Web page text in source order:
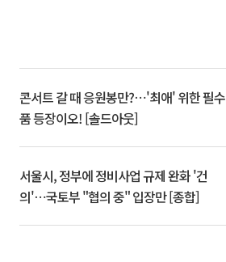
콘서트 갈 때 응원봉만?⋯'최애' 위한 필수
품 등장이오! [솔드아웃]
서울시, 정부에 정비사업 규제 완화 '건
의'⋯국토부 "협의 중" 입장만 [종합]